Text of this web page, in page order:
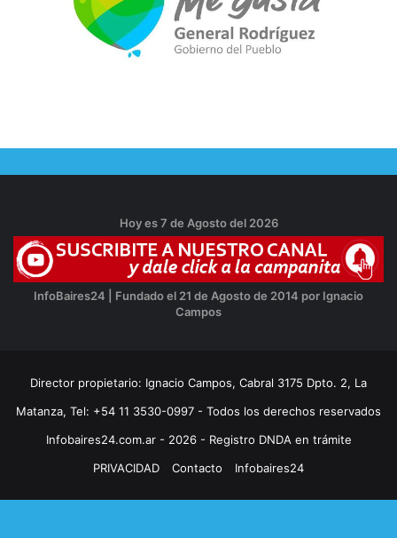
Hoy es 7 de Agosto del 2026
InfoBaires24 | Fundado el 21 de Agosto de 2014 por Ignacio
Campos
Director propietario: Ignacio Campos, Cabral 3175 Dpto. 2, La
Matanza, Tel: +54 11 3530-0997 - Todos los derechos reservados
Infobaires24.com.ar - 2026 - Registro DNDA en trámite
PRIVACIDAD
Contacto Infobaires24